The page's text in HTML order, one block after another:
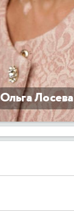
Ольга Лосева